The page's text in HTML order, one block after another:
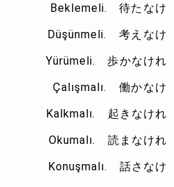
待たなけ
考えなけ
歩かなけれ
働かなけ
起きなけれ
読まなけれ
話さなけ